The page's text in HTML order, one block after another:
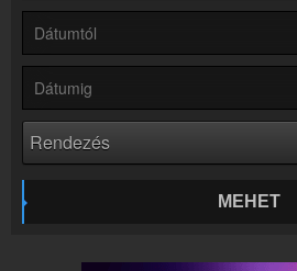
Partnerek
Rádiós partnerek
Rádió beágyazás
Ágyazd be weboldaladba
Online rádió készítés
Készítés lépésről lépésre
MEHET